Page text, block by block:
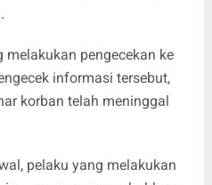
pengecekan ke
informasi tersebut,
korban telah meninggal
pelaku yang melakukan